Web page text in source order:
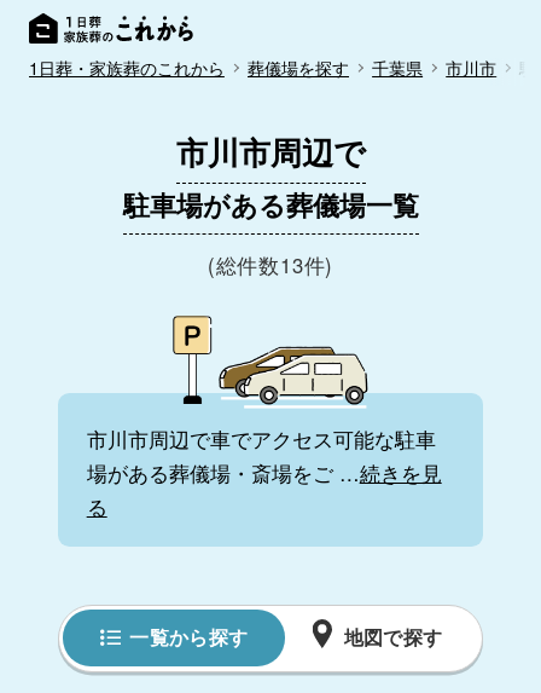
1日葬・家族葬のこれから 葬儀場を探す 千葉県 市川市 駐
市川市周辺で
駐車場がある葬儀場一覧
(総件数13件)
市川市周辺で車でアクセス可能な駐車
場がある葬儀場・斎場をご …続きを見
る
一覧から探す 地図で探す